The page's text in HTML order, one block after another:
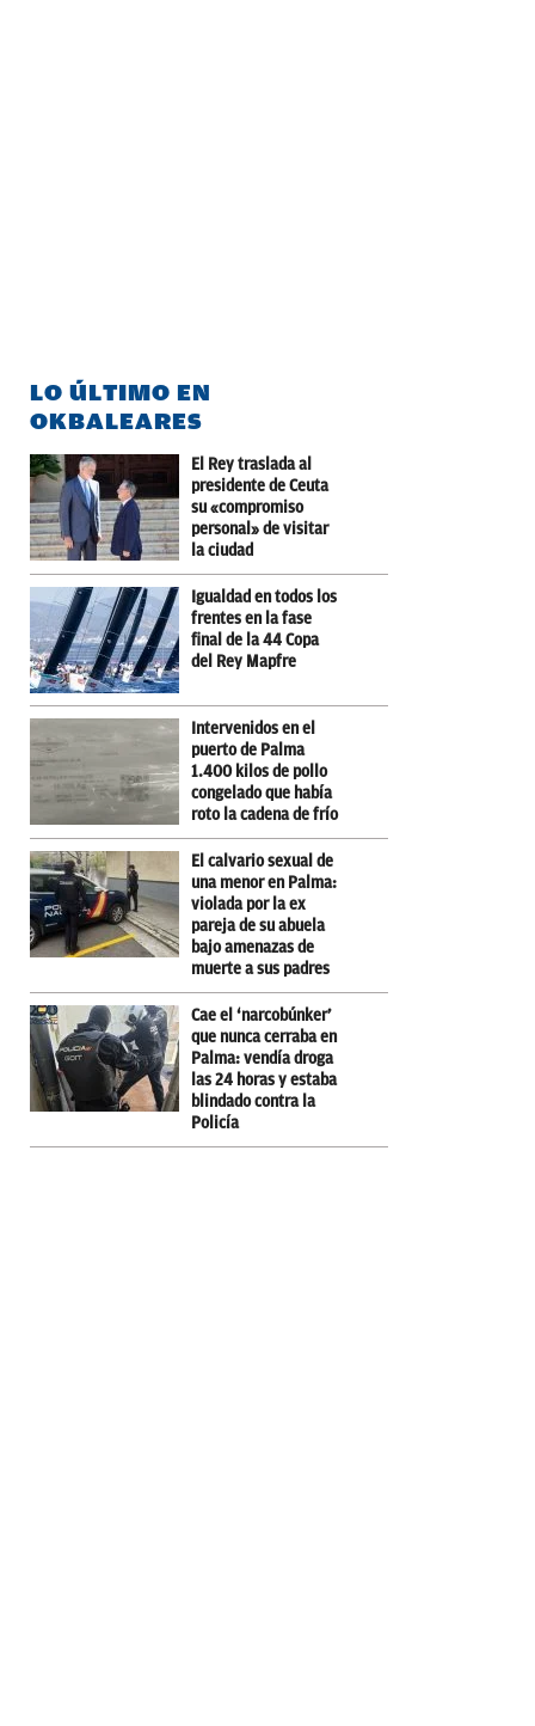
LO ÚLTIMO EN
OKBALEARES
El Rey traslada al
presidente de Ceuta
su «compromiso
personal» de visitar
la ciudad
Igualdad en todos los
frentes en la fase
final de la 44 Copa
del Rey Mapfre
Intervenidos en el
puerto de Palma
1.400 kilos de pollo
congelado que había
roto la cadena de frío
El calvario sexual de
una menor en Palma:
violada por la ex
pareja de su abuela
bajo amenazas de
muerte a sus padres
Cae el ‘narcobúnker’
que nunca cerraba en
Palma: vendía droga
las 24 horas y estaba
blindado contra la
Policía